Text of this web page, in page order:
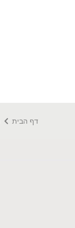
דף הבית